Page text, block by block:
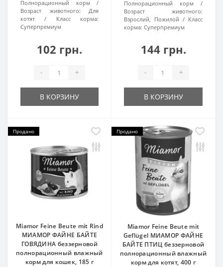
Полнорационный корм
Возраст животного:
Для
котят
Класс корма:
Суперпремиум
102 грн.
- +
В КОРЗИНУ
Полнорационный корм
Возраст животного:
Взрослий, Пожилой
Класс
корма: Суперпремиум
144 грн.
- +
В КОРЗИНУ
Продано
Miamor Feine Beute mit Rind
МИАМОР ФАЙНЕ БАЙТЕ
ГОВЯДИНА беззерновой
полнорационный влажный
корм для кошек, 185 г
Продано
Miamor Feine Beute mit
Geflügel МИАМОР ФАЙНЕ
БАЙТЕ ПТИЦ беззерновой
полнорационный влажный
корм для котят, 400 г